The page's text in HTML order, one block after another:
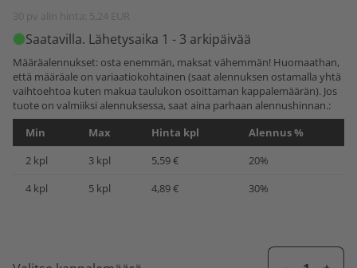
30 pv alin hinta: 5,24 EUR
Saatavilla. Lähetysaika 1 - 3 arkipäivää
Määräalennukset: osta enemmän, maksat vähemmän! Huomaathan,
että määräale on variaatiokohtainen (saat alennuksen ostamalla yhtä
vaihtoehtoa kuten makua taulukon osoittaman kappalemäärän). Jos
tuote on valmiiksi alennuksessa, saat aina parhaan alennushinnan.:
Min
Max Hinta kpl
Alennus %
2 kpl
3 kpl 5,59 €
20%
4 kpl
5 kpl 4,89 € 30%